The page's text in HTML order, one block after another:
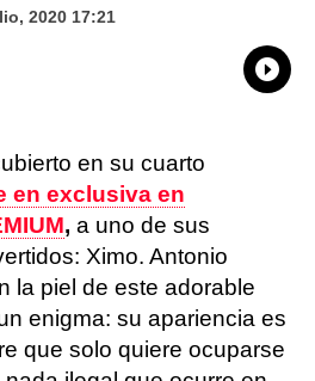
2020 17:21
en su cuarto
en exclusiva en
, a uno de sus
Ximo. Antonio
la piel de este adorable
enigma: su apariencia es
que solo quiere ocuparse